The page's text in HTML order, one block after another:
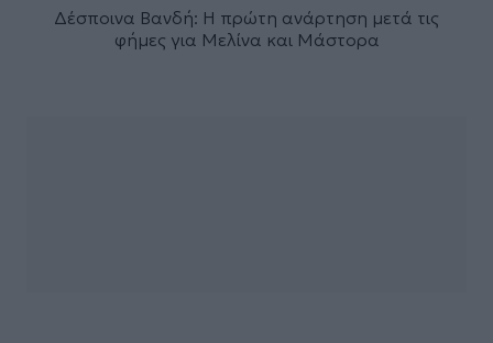
Δέσποινα Βανδή: Η πρώτη ανάρτηση μετά τις
φήμες για Μελίνα και Μάστορα